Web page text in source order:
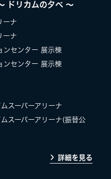
ドリカムの夕べ 〜
ーナ
ーナ
ンセンター 展示棟
ンセンター 展示棟
スーパーアリーナ
ムスーパーアリーナ(振替公
詳細を見る